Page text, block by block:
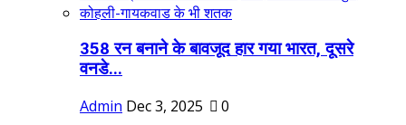
358 रन बनाने के बावजूद हार गया भारत, दूसरे
वनडे...
Admin Dec 3, 2025 0